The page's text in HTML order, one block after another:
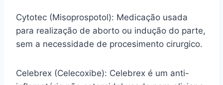
Cytotec (Misoprospotol): Medicação usada
para realização de aborto ou indução do parte,
sem a necessidade de procesimento cirurgico.
Celebrex (Celecoxibe): Celebrex é um anti-